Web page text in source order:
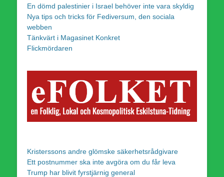
En dömd palestinier i Israel behöver inte vara skyldig
Nya tips och tricks för Fediversum, den sociala
webben
Tänkvärt i Magasinet Konkret
Flickmördaren
Kristerssons andre glömske säkerhetsrådgivare
Ett postnummer ska inte avgöra om du får leva
Trump har blivit fyrstjärnig general